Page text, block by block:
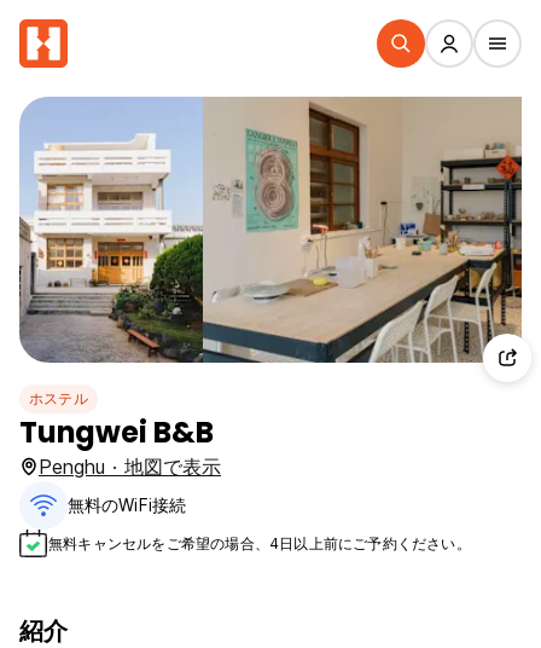
ホステル
Tungwei B&B
Penghu · 地図で表示
無料のWiFi接続
無料キャンセルをご希望の場合、4日以上前にご予約ください。
紹介